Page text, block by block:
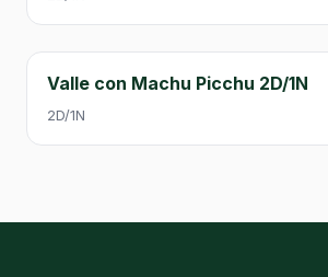
Valle con Machu Picchu 2D/1N
2D/1N